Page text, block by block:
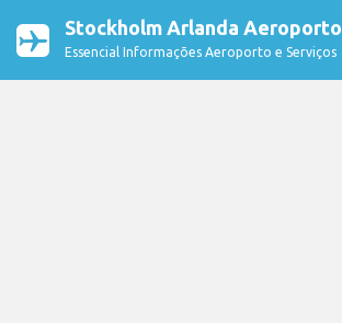
Stockholm Arlanda Aeroporto
Essencial Informações Aeroporto e Serviços